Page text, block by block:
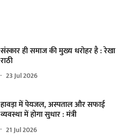
संस्कार ही समाज की मुख्य धरोहर है : रेखा
राठी
23 Jul 2026
हावड़ा में पेयजल, अस्पताल और सफाई
व्यवस्था में होगा सुधार : मंत्री
21 Jul 2026